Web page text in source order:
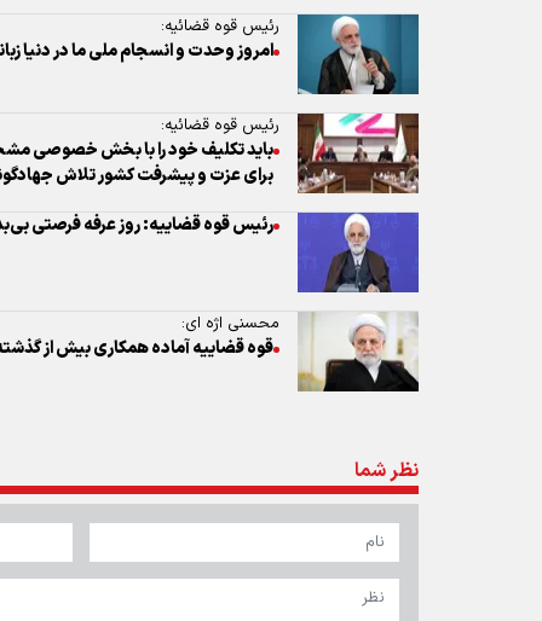
رئیس قوه قضائیه:
امروز وحدت و انسجام ملی ما در دنیا
رئیس قوه قضائیه:
باید تکلیف خود را با بخش خصوصی
برای عزت و پیشرفت کشور تلاش
رئیس قوه قضاییه: روز عرفه فرصتی
محسنی اژه ای:
قوه قضاییه آماده همکاری بیش از
نظر شما